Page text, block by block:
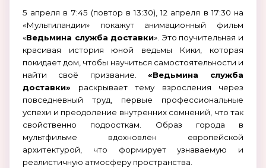
5 апреля в 7:45 (повтор в 13:30), 12 апреля в 17:30 на
«Мультиландии» покажут анимационный фильм
«Ведьмина служба доставки». Это поучительная и
красивая история юной ведьмы Кики, которая
покидает дом, чтобы научиться самостоятельности и
найти своё призвание. «Ведьмина служба
доставки» раскрывает тему взросления через
повседневный труд, первые профессиональные
успехи и преодоление внутренних сомнений, что так
свойственно подросткам. Образ города в
мультфильме вдохновлён европейской
архитектурой, что формирует узнаваемую и
реалистичную атмосферу пространства.